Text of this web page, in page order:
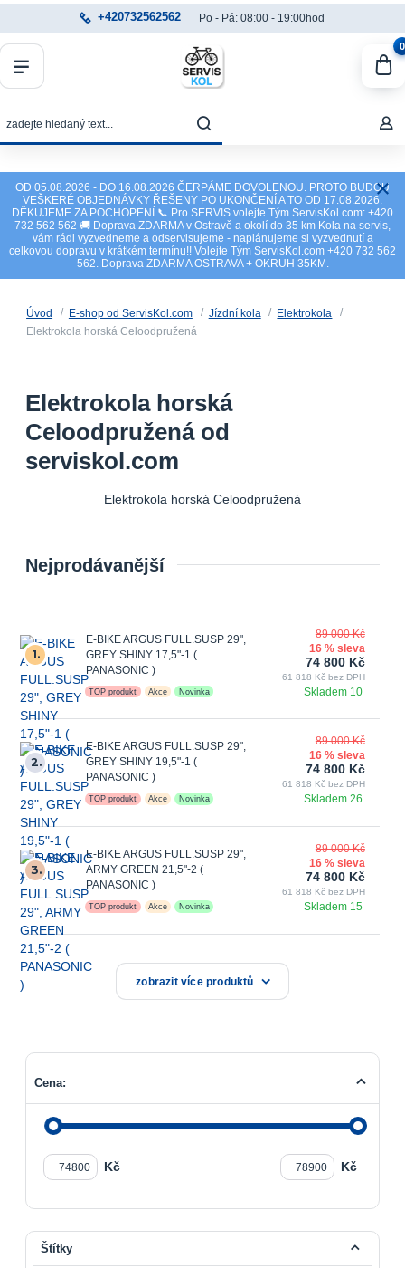
OD 05.08.2026 - DO 16.08.2026 ČERPÁME DOVOLENOU. PROTO BUDOU
VEŠKERÉ OBJEDNÁVKY ŘEŠENY PO UKONČENÍ A TO OD 17.08.2026.
DĚKUJEME ZA POCHOPENÍ 📞 Pro SERVIS volejte Tým ServisKol.com: +420
732 562 562 🚚 Doprava ZDARMA v Ostravě a okolí do 35 km Kola na servis,
vám rádi vyzvedneme a odservisujeme - naplánujeme si vyzvednutí a
celkovou dopravu v krátkém termínu!! Volejte Tým ServisKol.com +420 732 562
562. Doprava ZDARMA OSTRAVA + OKRUH 35KM.
+420732562562 Po - Pá: 08:00 - 19:00hod
0
Úvod E-shop od ServisKol.com Jízdní kola
Elektrokola
Elektrokola horská Celoodpružená
Elektrokola horská
Celoodpružená od
serviskol.com
Elektrokola horská Celoodpružená
Nejprodávanější
1.
E-BIKE ARGUS FULL.SUSP 29",
GREY SHINY 17,5"-1 (
PANASONIC )
Skladem 10
TOP produkt Akce Novinka
89 000 Kč
16 % sleva
74 800 Kč
61 818 Kč bez DPH
2.
E-BIKE ARGUS FULL.SUSP 29",
GREY SHINY 19,5"-1 (
PANASONIC )
Skladem 26
TOP produkt Akce Novinka
89 000 Kč
16 % sleva
74 800 Kč
61 818 Kč bez DPH
3.
E-BIKE ARGUS FULL.SUSP 29",
ARMY GREEN 21,5"-2 (
PANASONIC )
Skladem 15
TOP produkt Akce Novinka
89 000 Kč
16 % sleva
74 800 Kč
61 818 Kč bez DPH
zobrazit více produktů
Cena:
Kč Kč
Štítky